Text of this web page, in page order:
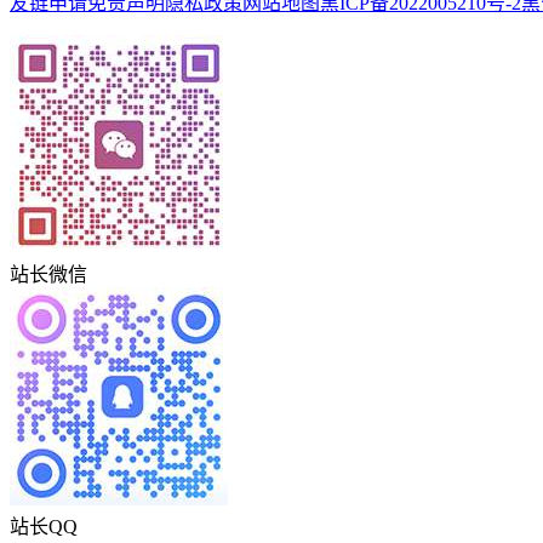
站长微信
站长QQ